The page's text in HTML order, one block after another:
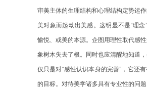
审美主体的生理结构和心理结构定势运
美对象而起动出美感。这明显不是“理念
愉悦、或美的本源。企图用理性取代感
象树木失去了根。同时也应清醒地知道
仅只是对“感性认识本身的完善”，它还
的目标。对待美学诸多具有专业性的问题